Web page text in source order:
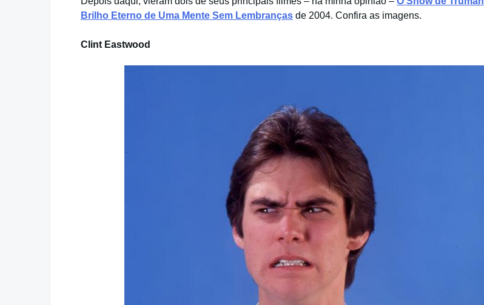
Brilho Eterno de Uma Mente Sem Lembranças de 2004. Confira as imagens.
Clint Eastwood